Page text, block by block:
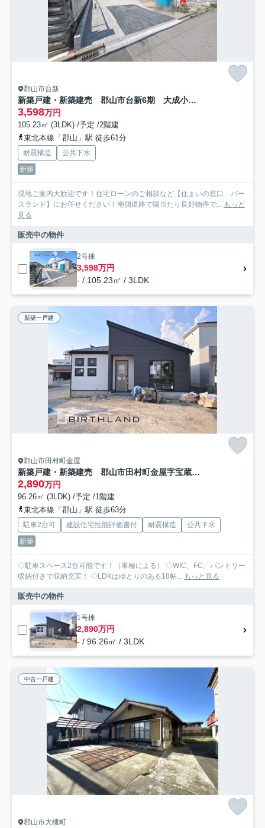
郡山市台新
新築戸建・新築建売 郡山市台新6期 大成小学校・第一中学校
3,598万円
105.23㎡ (3LDK) /予定 /2階建
東北本線「郡山」駅 徒歩61分
耐震構造
公共下水
新築
現地ご案内大歓迎です！住宅ローンのご相談など【住まいの窓口 バー
スランド】にお任せください！南側道路で陽当たり良好物件で... もっと
見る
販売中の物件
2号棟
3,598万円
- / 105.23㎡ / 3LDK
新築一戸建
郡山市田村町金屋
新築戸建・新築建売 郡山市田村町金屋字宝蔵 高瀬小・高瀬中
2,890万円
96.26㎡ (3LDK) /予定 /1階建
東北本線「郡山」駅 徒歩63分
駐車2台可 建設住宅性能評価書付 耐震構造
公共下水
新築
◇駐車スペース2台可能です！（車種による） ◇WIC、FC、パントリー
収納付きで収納充実！ ◇LDKはゆとりのある18帖... もっと見る
販売中の物件
1号棟
2,890万円
- / 96.26㎡ / 3LDK
中古一戸建
郡山市大槻町